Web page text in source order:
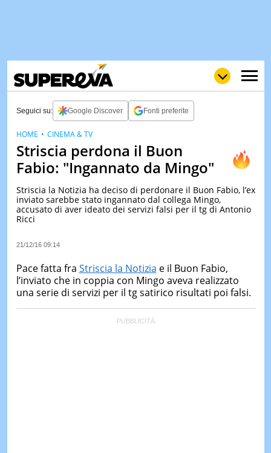
GULPLOVE
WOW
POP
NEWS
STORIE
VIDEO
TEST
Seguici su: Google Discover Fonti preferite
Striscia perdona il Buon
Fabio: "Ingannato da Mingo"
Striscia la Notizia ha deciso di perdonare il Buon Fabio, l’ex
inviato sarebbe stato ingannato dal collega Mingo,
accusato di aver ideato dei servizi falsi per il tg di Antonio
Ricci
21/12/16 09:14
HOME CINEMA & TV
Pace fatta fra Striscia la Notizia e il Buon Fabio,
l’inviato che in coppia con Mingo aveva realizzato
una serie di servizi per il tg satirico risultati poi falsi.